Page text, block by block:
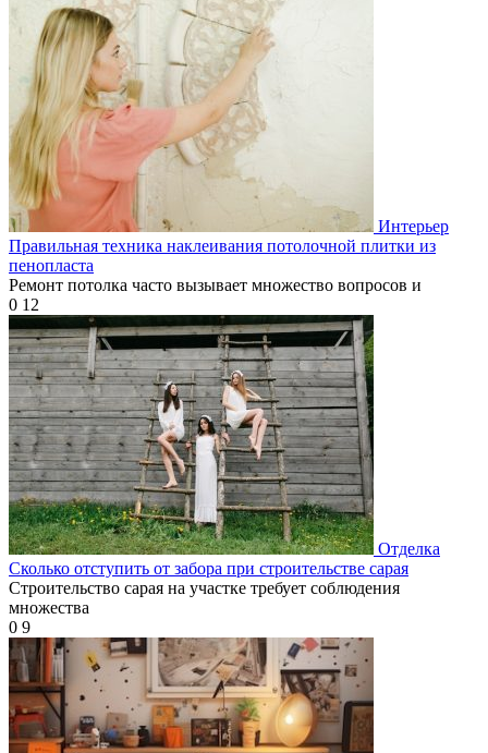
Интерьер
Правильная техника наклеивания потолочной плитки из
пенопласта
Ремонт потолка часто вызывает множество вопросов и
0 12
Отделка
Сколько отступить от забора при строительстве сарая
Строительство сарая на участке требует соблюдения
множества
0 9